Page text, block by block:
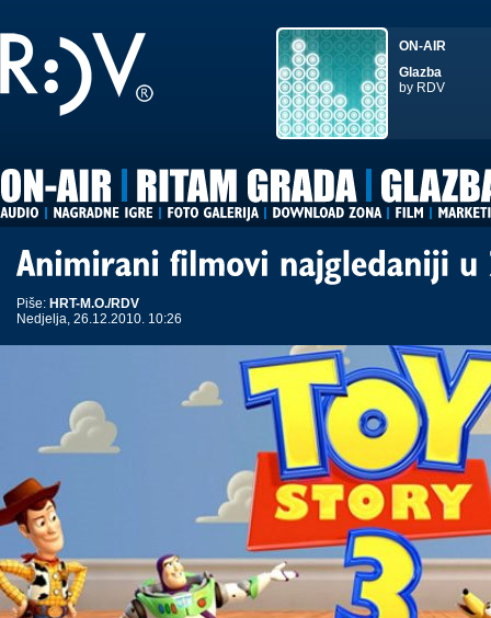
ON-AIR
Glazba
by RDV
Piše: HRT-M.O./RDV
Nedjelja, 26.12.2010. 10:26